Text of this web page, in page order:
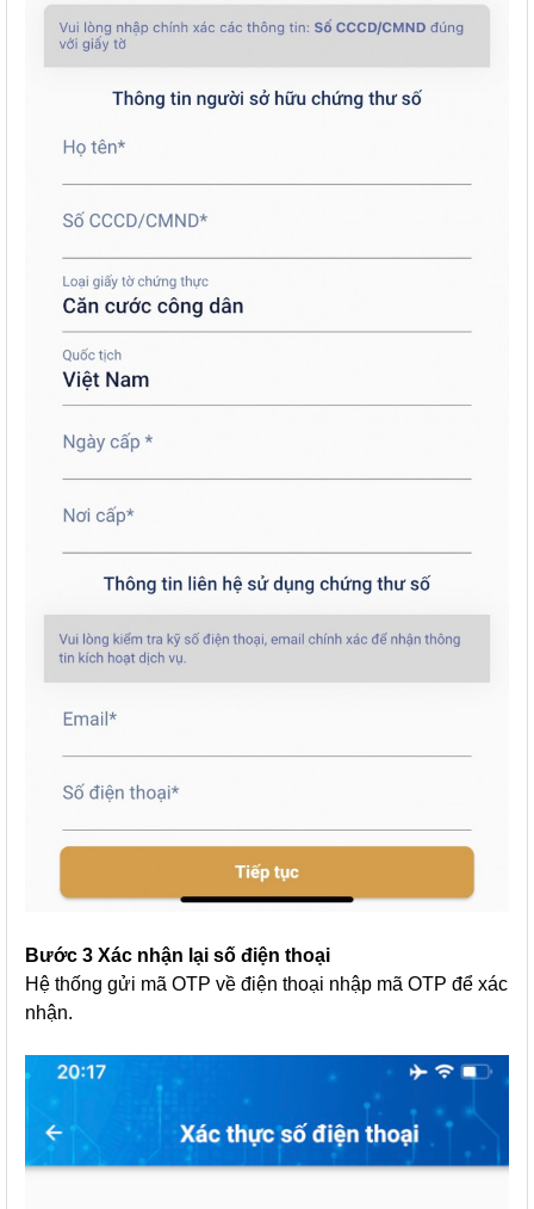
Bước 3 Xác nhận lại số điện thoại
Hệ thống gửi mã OTP về điện thoại nhập mã OTP để xác
nhận.